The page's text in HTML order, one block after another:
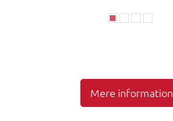
Mere information